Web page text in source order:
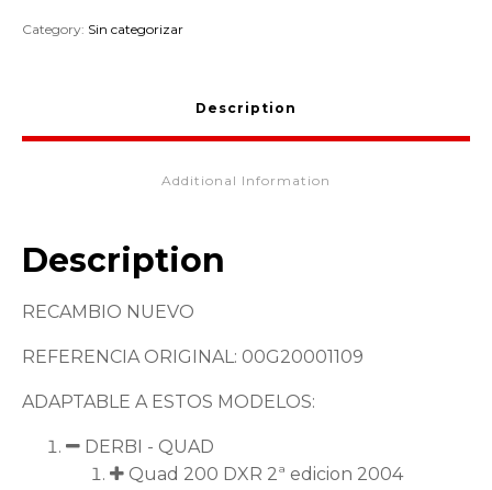
QUAD
Category: Sin categorizar
Description
Additional Information
Description
RECAMBIO NUEVO
REFERENCIA ORIGINAL: 00G20001109
ADAPTABLE A ESTOS MODELOS:
DERBI - QUAD
Quad 200 DXR 2ª edicion 2004